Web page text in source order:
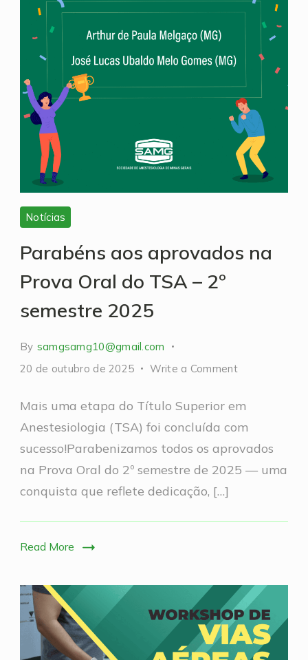
Notícias
Parabéns aos aprovados na
Prova Oral do TSA – 2º
semestre 2025
By samgsamg10@gmail.com
20 de outubro de 2025
Write a Commenton
aos
aprovados
na
Prova
do
2º
semestre
2025
Mais uma etapa do Título Superior em
Anestesiologia (TSA) foi concluída com
sucesso!Parabenizamos todos os aprovados
na Prova Oral do 2º semestre de 2025 — uma
conquista que reflete dedicação, […]
Read More